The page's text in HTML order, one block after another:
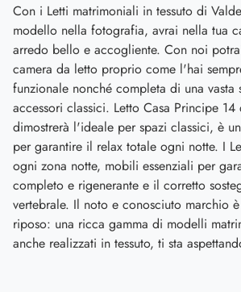
Con i Letti matrimoniali in tessuto di
modello nella fotografia, avrai nella tua
arredo bello e accogliente. Con noi
camera da letto proprio come l'hai
funzionale nonché completa di una vasta
accessori classici. Letto Casa Principe
dimostrerà l'ideale per spazi classici, è
per garantire il relax totale ogni notte. I
ogni zona notte, mobili essenziali per
completo e rigenerante e il corretto
vertebrale. Il noto e conosciuto marchio
riposo: una ricca gamma di modelli
anche realizzati in tessuto, ti sta